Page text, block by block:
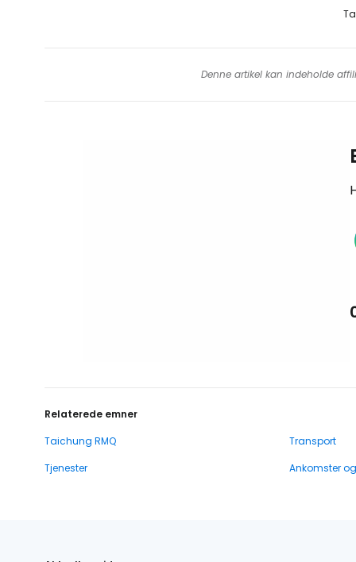
Denne artikel kan indeholde
Relaterede emner
Taichung RMQ
Transport
Tjenester
Ankomster